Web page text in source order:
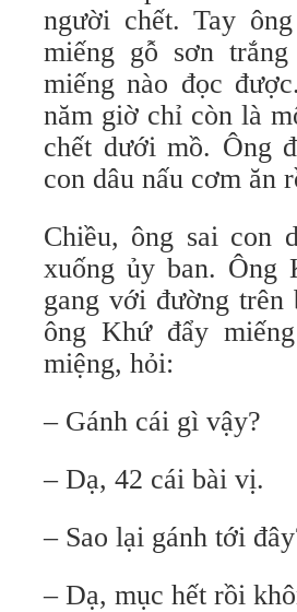
người chết. Tay
miếng gỗ sơn
miếng nào đọc
năm giờ chỉ còn là
chết dưới mồ. Ông
con dâu nấu cơm ăn
Chiều, ông sai con
xuống ủy ban. Ông
gang với đường trên
ông Khứ đẩy
miệng, hỏi:
– Gánh cái gì vậy?
– Dạ, 42 cái bài vị.
– Sao lại gánh tới
– Dạ, mục hết rồi